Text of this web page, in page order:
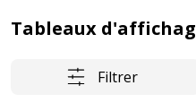
Tableaux
Filtrer